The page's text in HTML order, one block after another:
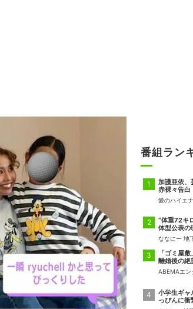
番組ラン
加護亜依、
赤裸々告白
愛のハイエナ
“体重72キ
体型公表の
ななにー 地
「ゴミ屋
離婚後の絶
ABEMAエン
小学生ギャ
っぴんに衝